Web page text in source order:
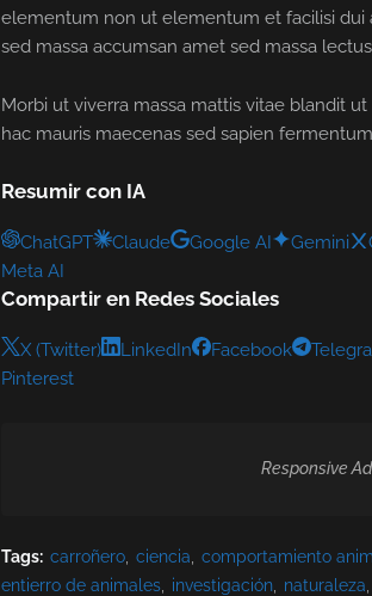
elementum non ut elementum et facilisi dui
sed massa accumsan amet sed massa
Morbi ut viverra massa mattis vitae blandit
hac mauris maecenas sed sapien
Resumir con IA
ChatGPT Claude Google AI Gemini
Meta AI
Compartir en Redes Sociales
X (Twitter) LinkedIn Facebook
Pinterest
Responsive
Tags: carroñero ciencia comportamiento
entierro de animales
investigación naturaleza